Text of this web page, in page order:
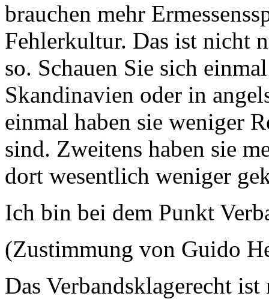
brauchen mehr
Fehlerkultur. Das ist nicht
so. Schauen Sie sich
Skandinavien oder in
einmal haben sie weniger
sind. Zweitens haben sie
dort wesentlich weniger
Ich bin bei dem Punkt
(Zustimmung von Guido
Das Verbandsklagerecht